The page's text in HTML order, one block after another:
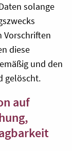
solange
Vorschriften
diese
und den
gelöscht.
auf